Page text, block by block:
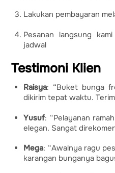
Lakukan pembayaran
Pesanan langsung
jadwal
Testimoni Klien
Raisya: “Buket bunga
dikirim tepat waktu.
Yusuf: “Pelayanan
elegan. Sangat
Mega: “Awalnya ragu
karangan bunganya